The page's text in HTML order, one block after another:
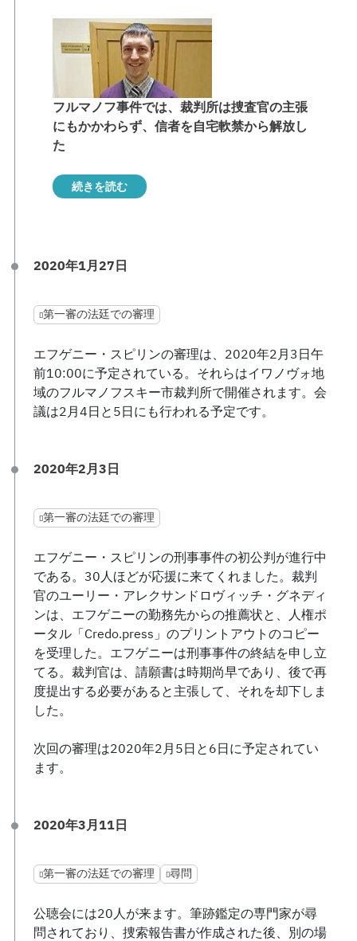
フルマノフ事件では、裁判所は捜査官の主張
にもかかわらず、信者を自宅軟禁から解放し
た
続きを読む
2020年1月27日
第一審の法廷での審理
エフゲニー・スピリンの審理は、2020年2月3日午
前10:00に予定されている。それらはイワノヴォ地
域のフルマノフスキー市裁判所で開催されます。会
議は2月4日と5日にも行われる予定です。
2020年2月3日
第一審の法廷での審理
エフゲニー・スピリンの刑事事件の初公判が進行中
である。30人ほどが応援に来てくれました。裁判
官のユーリー・アレクサンドロヴィッチ・グネディ
ンは、エフゲニーの勤務先からの推薦状と、人権ポ
ータル「Credo.press」のプリントアウトのコピー
を受理した。エフゲニーは刑事事件の終結を申し立
てる。裁判官は、請願書は時期尚早であり、後で再
度提出する必要があると主張して、それを却下しま
した。
次回の審理は2020年2月5日と6日に予定されてい
ます。
2020年3月11日
第一審の法廷での審理 尋問
公聴会には20人が来ます。筆跡鑑定の専門家が尋
問されており、捜索報告書が作成された後、別の場